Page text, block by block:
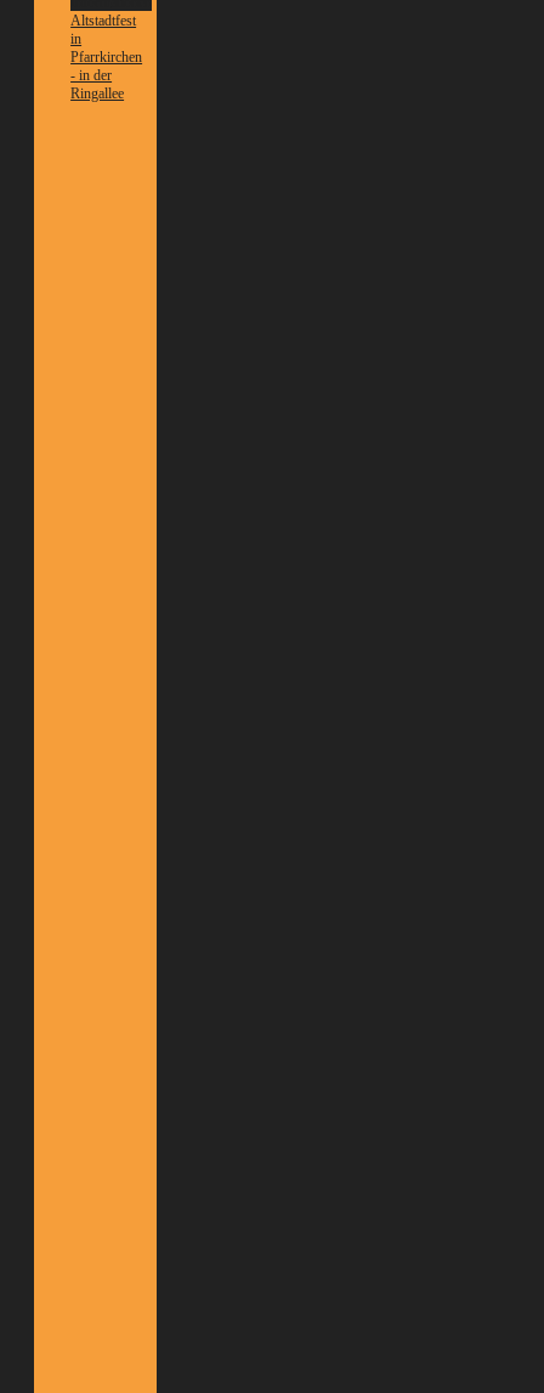
Altstadtfest
in
Pfarrkirchen
- in der
Ringallee